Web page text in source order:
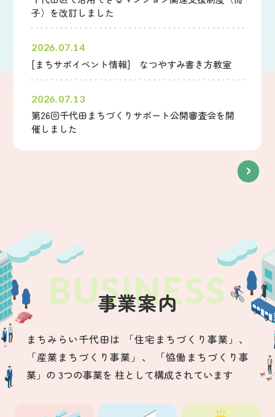
子）を改訂しました
2026.07.14
[まちサポイベント情報] なつやすみ書き方教室
2026.07.13
第26回千代田まちづくりサポート公開審査会を開
催しました
事業案内
まちみらい千代田は
「住宅まちづくり事業」、
「産業まちづくり事業」、
「恊働まちづくり事
業」の 3つの事業を 柱として構成されています